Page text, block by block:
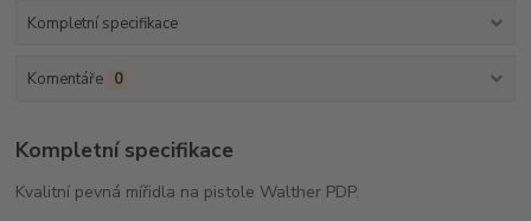
Kompletní specifikace
Komentáře 0
Kompletní specifikace
Kvalitní pevná mířidla na pistole Walther PDP.